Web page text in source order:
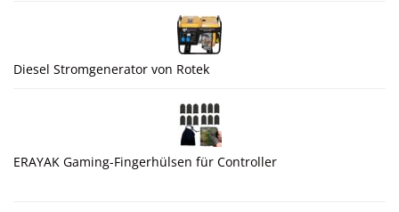
Diesel Stromgenerator von Rotek
ERAYAK Gaming-Fingerhülsen für Controller